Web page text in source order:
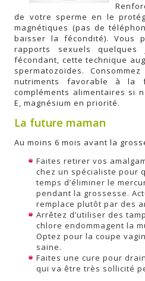
de votre sperme en le
magnétiques (pas de
baisser la fécondité). Vous
rapports sexuels
fécondant, cette technique
spermatozoïdes.
nutriments favorable à la
compléments alimentaires si
E, magnésium en priorité.
La future maman
Au moins 6 mois avant la
Faites retirer vos
chez un spécialiste pour
temps d’éliminer le
pendant la grossesse.
remplace plutôt par des
Arrêtez d’utiliser des
chlore endommagent la
Optez pour la coupe
saine.
Faites une cure pour
qui va être très sollicité